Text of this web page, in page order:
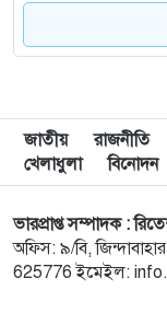
মোদি এখন
দিলেন
৮
অস্ত্র নিয়ে
৯
রাজধানীতে
১১
জাতীয় রাজনীতি
খেলাধুলা
বিনোদন
ভারপ্রাপ্ত সম্পাদক :
অফিস: ৯/বি,
625776 ইমেইল: